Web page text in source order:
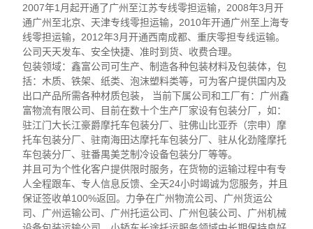
2007年1月起开通了广州至江苏专线零担运输，2008年3月开
通广州至北京、天津专线零担运输，2010年开通广州至上海专
线零担运输，2012年3月开通西南成都、重庆零担专线运输。
公司天天发车、安全快捷、准时到货、收费合理。
包装领域：鑫富公司可生产、制造各种包装材料及包装体，包
括：木质、铁架、纸类、泡沫塑料类等，可为客户提供国内及
出口产品所需各种材质包装， 当前下属公司和工厂有：广州鑫
富物流有限公司、目前在数十个生产厂家设有包装分厂，如：
驻江门大长江豪爵摩托车包装分厂、驻佛山比亚乔（宗申）摩
托车包装分厂、驻南海田达摩托车包装分厂、驻从化劲隆摩托
车包装分厂、驻番禺美芝制冷设备包装分厂等等。
并且可为个性化客户提供限时服务，在货物的运输过程中有专
人全程跟车、专人信息反馈、全天24小时竭诚为您服务，并且
保证签收单100%返回。力争在广州物流公司、广州货运公
司、广州运输公司、广州托运公司、广州包装公司、广州机械